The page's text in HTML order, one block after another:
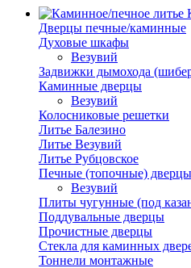
Дверцы печные/каминные
Духовые шкафы
Везувий
Задвижки дымохода
Каминные дверцы
Везувий
Колосниковые решетки
Литье Балезино
Литье Везувий
Литье Рубцовское
Печные (топочные) дверцы
Везувий
Плиты чугунные (под
Поддувальные дверцы
Прочистные дверцы
Стекла для каминных
Тоннели монтажные